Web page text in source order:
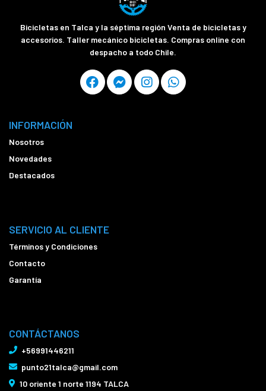
Bicicletas en Talca y la séptima región Venta de bicicletas y
accesorios. Taller mecánico bicicletas. Compras online con
despacho a todo Chile.
INFORMACIÓN
Nosotros
Novedades
Destacados
SERVICIO AL CLIENTE
Términos y Condiciones
Contacto
Garantía
CONTÁCTANOS
+56991446211
punto21talca@gmail.com
10 oriente 1 norte 1194 TALCA